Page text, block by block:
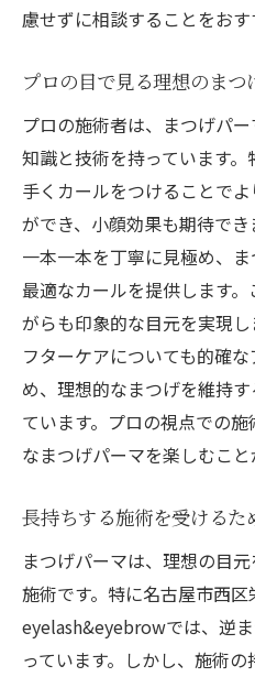
慮せずに相談することをおす
プロの目で見る理想のまつ
プロの施術者は、まつげパ
知識と技術を持っています
手くカールをつけることで
ができ、小顔効果も期待で
一本一本を丁寧に見極め、
最適なカールを提供します
がらも印象的な目元を実現
フターケアについても的確
め、理想的なまつげを維持
ています。プロの視点での
なまつげパーマを楽しむこと
長持ちする施術を受けるた
まつげパーマは、理想の目
施術です。特に名古屋市西区
eyelash&eyebrowでは、逆
っています。しかし、施術の